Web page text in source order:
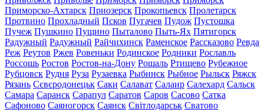
Приморско-Ахтарск Приозерск Прокопьевск Пролетарск
Протвино Прохладный Псков Пугачев Пудож Пустошка
Пучеж Пушкино Пущино Пыталово Пыть-Ях Пятигорск
Радужный Радужный Райчихинск Раменское Рассказово Ревда
Реж Реутов Ржев Ровеньки Родинское Родники Рославль
Россошь Ростов Ростов-на-Дону Рошаль Ртищево Рубежное
Рубцовск Рудня Руза Рузаевка Рыбинск Рыбное Рыльск Ряжск
Рязань Сєвєродонецьк Саки Салават Салаир Салехард Сальск
Самара Саранск Сарапул Саратов Саров Сасово Сатка
Сафоново Саяногорск Саянск Світлодарськ Сватово